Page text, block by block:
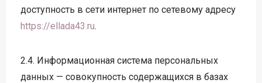
доступность в сети интернет по сетевому адресу
https://ellada43.ru.
2.4. Информационная система персональных
данных — совокупность содержащихся в базах